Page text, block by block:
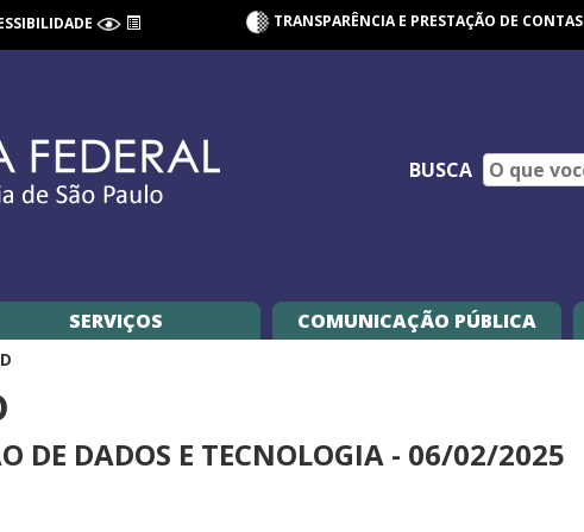
TRANSPARÊNCIA E PRESTAÇÃO DE CONTAS
BUSCA
SERVIÇOS COMUNICAÇÃO PÚBLICA
DE DADOS E TECNOLOGIA - 06/02/2025